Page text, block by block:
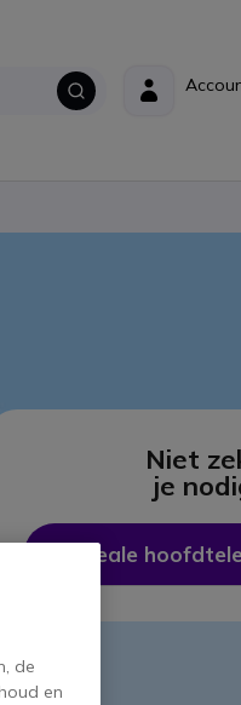
Niet
je
De ideale
de
en